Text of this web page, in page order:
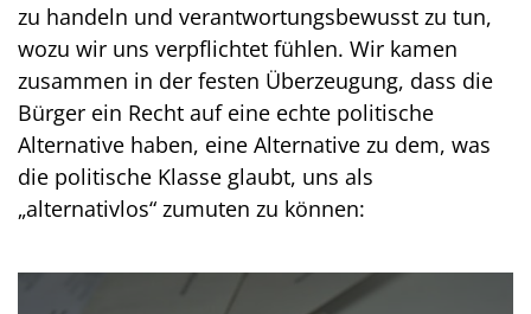
zu handeln und verantwortungsbewusst zu tun,
wozu wir uns verpflichtet fühlen. Wir kamen
zusammen in der festen Überzeugung, dass die
Bürger ein Recht auf eine echte politische
Alternative haben, eine Alternative zu dem, was
die politische Klasse glaubt, uns als
„alternativlos“ zumuten zu können: